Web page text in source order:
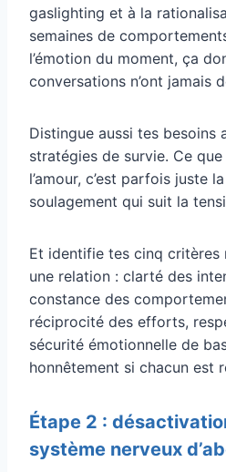
gaslighting et à la
semaines de
l’émotion du moment, ça
conversations n’ont jamais
Distingue aussi tes besoins
stratégies de survie. Ce
l’amour, c’est parfois juste
soulagement qui suit la
Et identifie tes cinq critères
une relation : clarté des
constance des
réciprocité des efforts,
sécurité émotionnelle de
honnêtement si chacun est
Étape 2 :
système nerveux